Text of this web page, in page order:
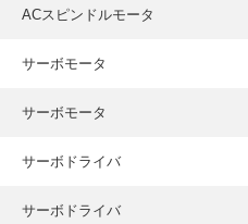
ACスピンドルモータ
サーボモータ
サーボモータ
サーボドライバ
サーボドライバ